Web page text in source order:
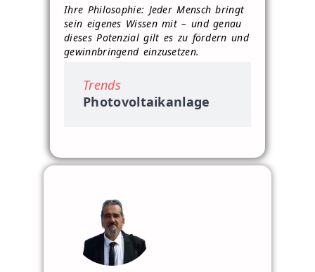
Ihre Philosophie: Jeder Mensch bringt
sein eigenes Wissen mit – und genau
dieses Potenzial gilt es zu fördern und
gewinnbringend einzusetzen.
Trends
Photovoltaikanlage